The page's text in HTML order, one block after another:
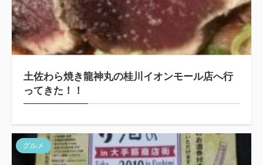
土佐わら焼き龍神丸の桂川イオンモール店へ行
ってきた！！
グルメ